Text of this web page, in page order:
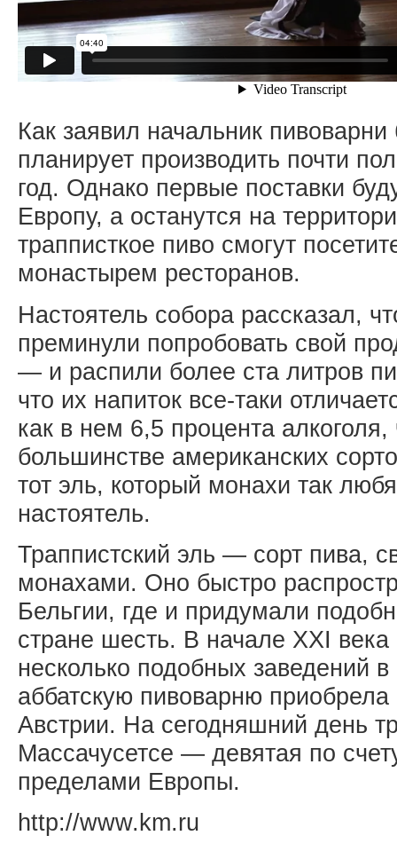
Как заявил начальник
планирует производить почти
год. Однако первые поставки
Европу, а останутся на
трапписткое пиво смогут
монастырем ресторанов.
Настоятель собора рассказал,
преминули попробовать свой
— и распили более ста литров
что их напиток все-таки
как в нем 6,5 процента
большинстве американских
тот эль, который монахи так
настоятель.
Траппистский эль — сорт пива,
монахами. Оно быстро
Бельгии, где и придумали
стране шесть. В начале XXI
несколько подобных заведений
аббатскую пивоварню
Австрии. На сегодняшний день
Массачусетсе — девятая по
пределами Европы.
http://www.km.ru